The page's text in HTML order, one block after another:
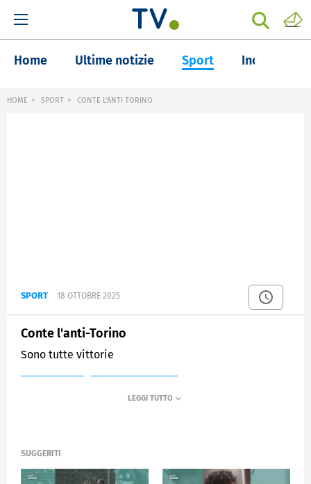
Home Ultime notizie Sport Inchieste
HOME SPORT CONTE L'ANTI TORINO
SPORT 18 OTTOBRE 2025
Conte l'anti-Torino
Sono tutte vittorie
SUGGERITI